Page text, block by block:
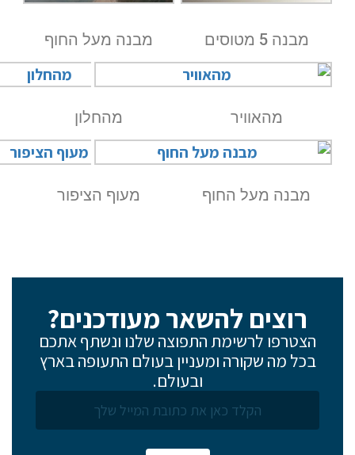
מבנה 5 מטוסים מבנה מעל החוף
מהאוויר מהחלון
מבנה מעל החוף מעוף הציפור
רוצים להשאר מעודכנים?
הצטרפו לרשימת התפוצה שלנו ונשתף אתכם
בכל מה שקורה ומעניין בעולם התעופה בארץ
ובעולם.
אם הגעתם לפה,
סימן שאתם מעוניינים
בפרטים נוספים.
שם פרטי